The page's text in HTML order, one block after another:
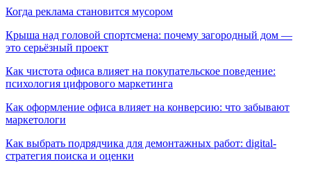
Когда реклама становится мусором
Крыша над головой спортсмена: почему загородный дом —
это серьёзный проект
Как чистота офиса влияет на покупательское поведение:
психология цифрового маркетинга
Как оформление офиса влияет на конверсию: что забывают
маркетологи
Как выбрать подрядчика для демонтажных работ: digital-
стратегия поиска и оценки